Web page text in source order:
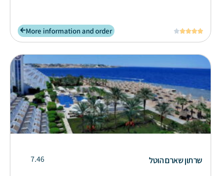





More information and order
שרתון שארם הוטל 7.46